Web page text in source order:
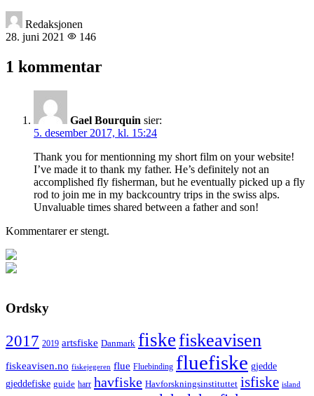
Redaksjonen
28. juni 2021
146
1 kommentar
Gael Bourquin sier:
5. desember 2017, kl. 15:24
Thank you for mentionning my short film on your website!
I’ve made it to thank my father. He’s definitely not an
accomplished fly fisherman, but he eventually picked up a fly
rod to join me in my backcountry trips in the swiss alps.
Unvaluable times shared between a father and son!
Kommentarer er stengt.
Ordsky
2017 2019 artsfiske Danmark fiskefiskeavisen
fiskeavisen.no fiskejegeren flue Fluebinding fluefiske gjedde
gjeddefiske guide harr havfiske Havforskningsinstituttet isfiske island